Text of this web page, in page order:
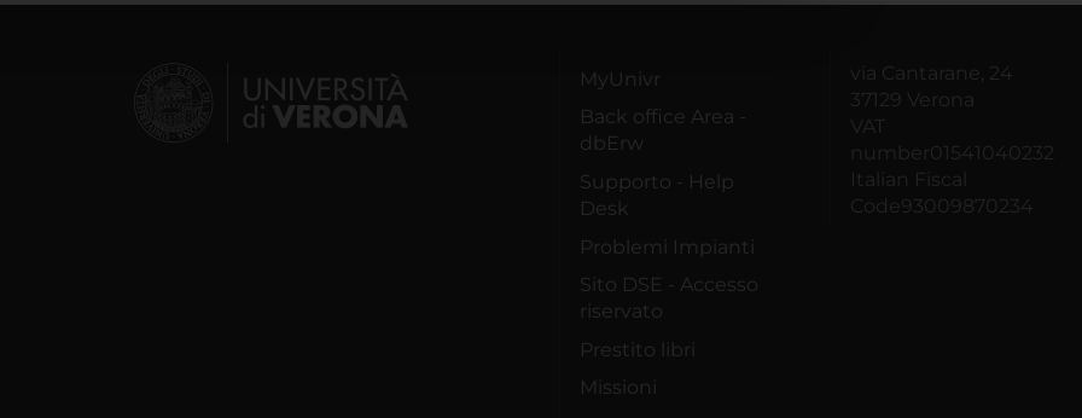
MyUnivr
Back office Area -
dbErw
Supporto - Help
Desk
Problemi Impianti
Sito DSE - Accesso
riservato
Prestito libri
Missioni
via Cantarane, 24
37129 Verona
VAT
number01541040232
Italian Fiscal
Code93009870234